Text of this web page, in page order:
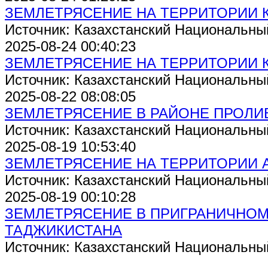
ЗЕМЛЕТРЯСЕНИЕ НА ТЕРРИТОРИИ
Источник: Казахстанский
2025-08-24 00:40:23
ЗЕМЛЕТРЯСЕНИЕ НА ТЕРРИТОРИИ
Источник: Казахстанский
2025-08-22 08:08:05
ЗЕМЛЕТРЯСЕНИЕ В РАЙОНЕ
Источник: Казахстанский
2025-08-19 10:53:40
ЗЕМЛЕТРЯСЕНИЕ НА ТЕРРИТОРИИ
Источник: Казахстанский
2025-08-19 00:10:28
ЗЕМЛЕТРЯСЕНИЕ В
ТАДЖИКИСТАНА
Источник: Казахстанский